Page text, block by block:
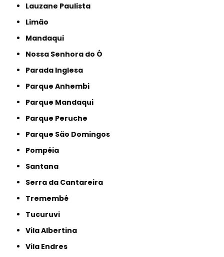
Lauzane Paulista
Limão
Mandaqui
Nossa Senhora do Ó
Parada Inglesa
Parque Anhembi
Parque Mandaqui
Parque Peruche
Parque São Domingos
Pompéia
Santana
Serra da Cantareira
Tremembé
Tucuruvi
Vila Albertina
Vila Endres